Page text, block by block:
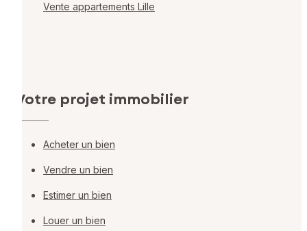
Vente appartements Lille
Votre projet immobilier
Acheter un bien
Vendre un bien
Estimer un bien
Louer un bien